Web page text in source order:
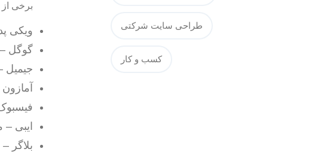
برخی
ویکی
گوگل
جیمیل
ایبی –
بلاگر
طراحی سایت شرکتی
کسب و کار